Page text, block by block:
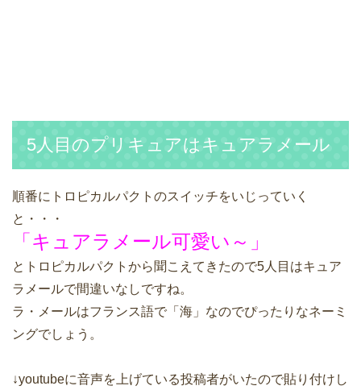
5人目のプリキュアはキュアラメール
順番にトロピカルパクトのスイッチをいじっていく
と・・・
「キュアラメール可愛い～」
とトロピカルパクトから聞こえてきたので5人目はキュア
ラメールで間違いなしですね。
ラ・メールはフランス語で「海」なのでぴったりなネーミ
ングでしょう。
↓youtubeに音声を上げている投稿者がいたので貼り付けし